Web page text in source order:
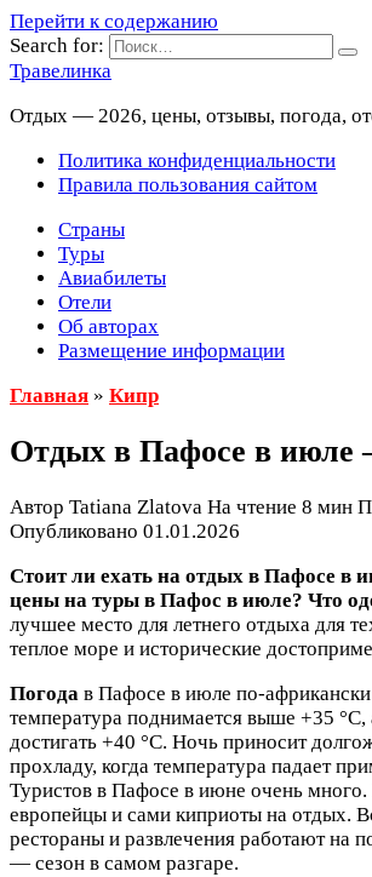
Перейти к содержанию
Search for:
Травелинка
Отдых — 2026, цены, отзывы, погода,
Политика конфиденциальности
Правила пользования сайтом
Страны
Туры
Авиабилеты
Отели
Об авторах
Размещение информации
Главная » Кипр
Отдых в Пафосе в июле
Автор Tatiana Zlatova На чтение 8 мин
Опубликовано 01.01.2026
Стоит ли ехать на отдых в Пафосе в
цены на туры в Пафос в июле? Что
лучшее место для летнего отдыха для
теплое море и исторические
Погода в Пафосе в июле по-
температура поднимается выше +35
достигать +40 °C. Ночь приносит
прохладу, когда температура падает
Туристов в Пафосе в июне очень
европейцы и сами киприоты на отдых.
рестораны и развлечения работают на
— сезон в самом разгаре.